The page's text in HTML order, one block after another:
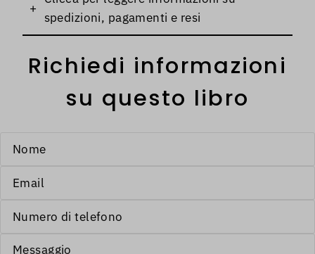
+
spedizioni, pagamenti e resi
Richiedi informazioni
su questo libro